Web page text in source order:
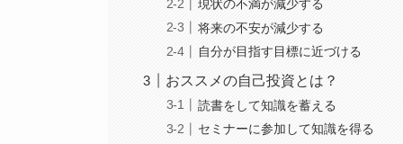
現状の不満が減少する
将来の不安が減少する
自分が目指す目標に近づける
おススメの自己投資とは？
読書をして知識を蓄える
セミナーに参加して知識を得る